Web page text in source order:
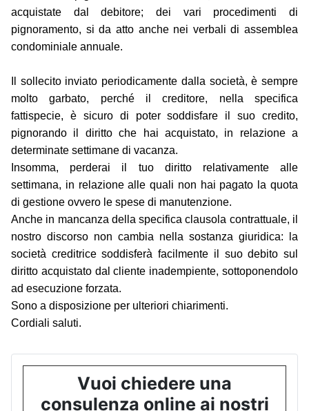
acquistate dal debitore; dei vari procedimenti di
pignoramento, si da atto anche nei verbali di assemblea
condominiale annuale.
Il sollecito inviato periodicamente dalla società, è sempre
molto garbato, perché il creditore, nella specifica
fattispecie, è sicuro di poter soddisfare il suo credito,
pignorando il diritto che hai acquistato, in relazione a
determinate settimane di vacanza.
Insomma, perderai il tuo diritto relativamente alle
settimana, in relazione alle quali non hai pagato la quota
di gestione ovvero le spese di manutenzione.
Anche in mancanza della specifica clausola contrattuale, il
nostro discorso non cambia nella sostanza giuridica: la
società creditrice soddisferà facilmente il suo debito sul
diritto acquistato dal cliente inadempiente, sottoponendolo
ad esecuzione forzata.
Sono a disposizione per ulteriori chiarimenti.
Cordiali saluti.
Vuoi chiedere una
consulenza online ai nostri